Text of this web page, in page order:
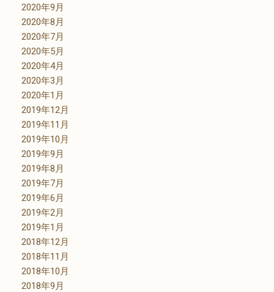
2020年9月
2020年8月
2020年7月
2020年5月
2020年4月
2020年3月
2020年1月
2019年12月
2019年11月
2019年10月
2019年9月
2019年8月
2019年7月
2019年6月
2019年2月
2019年1月
2018年12月
2018年11月
2018年10月
2018年9月